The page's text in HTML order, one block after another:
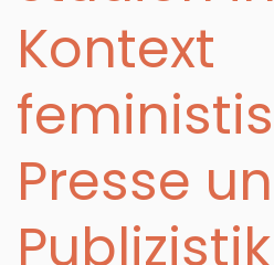
Kontext
Presse